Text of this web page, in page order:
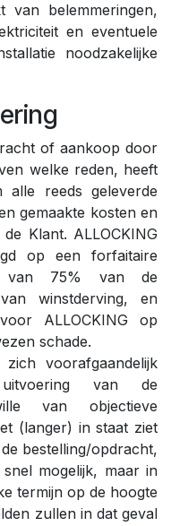
van belemmeringen,
en eventuele
noodzakelijke
of aankoop door
welke reden, heeft
alle reeds geleverde
gemaakte kosten en
Klant. ALLOCKING
op een forfaitaire
van 75% van de
winstderving, en
ALLOCKING op
schade.
voorafgaandelijk
van de
van objectieve
(langer) in staat ziet
bestelling/opdracht,
mogelijk, maar in
termijn op de hoogte
zullen in dat geval